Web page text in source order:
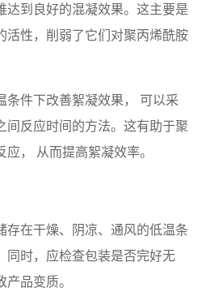
达到良好的混凝效果。这主要是
活性，削弱了它们对聚丙烯酰胺
件下改善絮凝效果， 可以采
间反应时间的方法。这有助于聚
， 从而提高絮凝效率。
存在干燥、阴凉、通风的低温条
同时，应检查包装是否完好无
品变质。